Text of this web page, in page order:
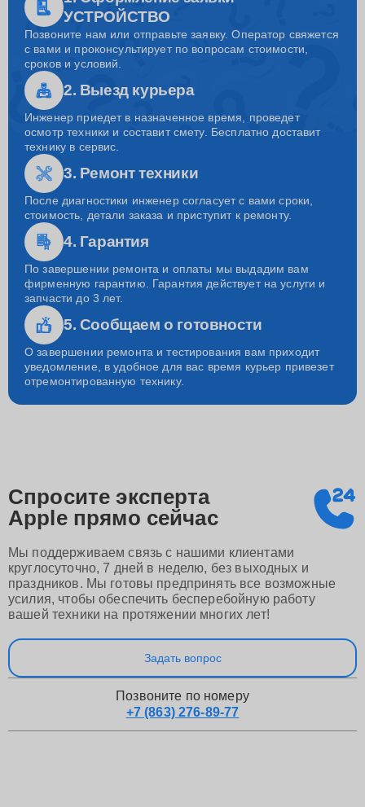
УСТРОЙСТВО
Позвоните нам или отправьте заявку. Оператор свяжется
с вами и проконсультирует по вопросам стоимости,
сроков и условий.
2. Выезд курьера
Инженер приедет в назначенное время, проведет
осмотр техники и составит смету. Бесплатно доставит
технику в сервис.
3. Ремонт техники
После диагностики инженер согласует с вами сроки,
стоимость, детали заказа и приступит к ремонту.
4. Гарантия
По завершении ремонта и оплаты мы выдадим вам
фирменную гарантию. Гарантия действует на услуги и
запчасти до 3 лет.
5. Сообщаем о готовности
О завершении ремонта и тестирования вам приходит
уведомление, в удобное для вас время курьер привезет
отремонтированную технику.
Спросите эксперта
Apple прямо сейчас
Мы поддерживаем связь с нашими клиентами
круглосуточно, 7 дней в неделю, без выходных и
праздников. Мы готовы предпринять все возможные
усилия, чтобы обеспечить бесперебойную работу
вашей техники на протяжении многих лет!
Задать вопрос
Позвоните по номеру
+7 (863) 276-89-77